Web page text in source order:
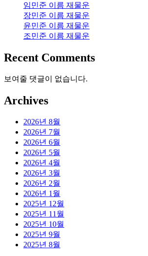
임민준 이름 재물운
장민준 이름 재물운
윤민준 이름 재물운
조민준 이름 재물운
Recent Comments
보여줄 댓글이 없습니다.
Archives
2026년 8월
2026년 7월
2026년 6월
2026년 5월
2026년 4월
2026년 3월
2026년 2월
2026년 1월
2025년 12월
2025년 11월
2025년 10월
2025년 9월
2025년 8월